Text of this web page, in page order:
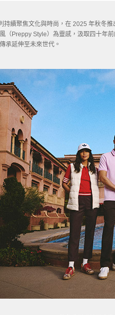
持續聚焦文化與時尚，在 2025 年秋冬
（Preppy Style）為靈感，汲取四十年
承延伸至未來世代。